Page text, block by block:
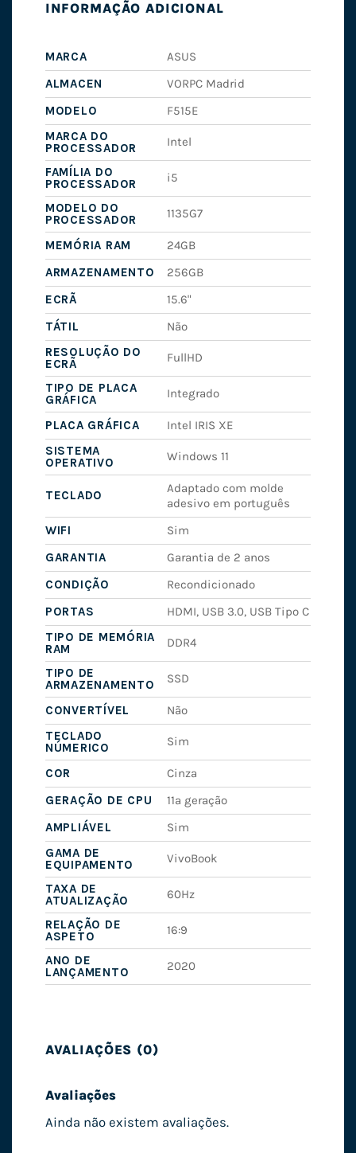
INFORMAÇÃO ADICIONAL
MARCA
ASUS
ALMACEN
VORPC Madrid
MODELO
F515E
MARCA DO
PROCESSADOR
Intel
FAMÍLIA DO
PROCESSADOR
i5
MODELO DO
PROCESSADOR
1135G7
MEMÓRIA RAM
24GB
ARMAZENAMENTO
256GB
ECRÃ
15.6"
TÁTIL
Não
RESOLUÇÃO DO
ECRÃ
FullHD
TIPO DE PLACA
GRÁFICA
Integrado
PLACA GRÁFICA
Intel IRIS XE
SISTEMA
OPERATIVO
Windows 11
TECLADO
Adaptado com molde
adesivo em português
WIFI
Sim
GARANTIA
Garantia de 2 anos
CONDIÇÃO
Recondicionado
PORTAS
HDMI, USB 3.0, USB Tipo C
TIPO DE MEMÓRIA
RAM
DDR4
TIPO DE
ARMAZENAMENTO
SSD
CONVERTÍVEL
Não
TECLADO
NÚMERICO
Sim
COR
Cinza
GERAÇÃO DE CPU
11ª geração
AMPLIÁVEL
Sim
GAMA DE
EQUIPAMENTO
VivoBook
TAXA DE
ATUALIZAÇÃO
60Hz
RELAÇÃO DE
ASPETO
16:9
ANO DE
LANÇAMENTO
2020
AVALIAÇÕES (0)
Avaliações
Ainda não existem avaliações.